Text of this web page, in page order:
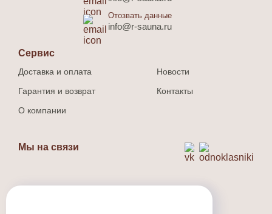
Отозвать данные
info@r-sauna.ru
Сервис
Доставка и оплата
Гарантия и возврат
О компании
Новости
Контакты
Мы на связи